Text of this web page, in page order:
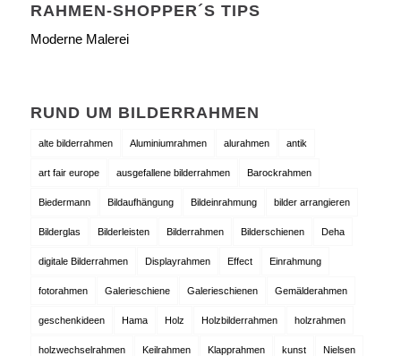
RAHMEN-SHOPPER´S TIPS
Moderne Malerei
RUND UM BILDERRAHMEN
alte bilderrahmen Aluminiumrahmen alurahmen antik
art fair europe ausgefallene bilderrahmen Barockrahmen
Biedermann Bildaufhängung Bildeinrahmung bilder arrangieren
Bilderglas Bilderleisten Bilderrahmen Bilderschienen Deha
digitale Bilderrahmen Displayrahmen Effect Einrahmung
fotorahmen Galerieschiene Galerieschienen Gemälderahmen
geschenkideen Hama Holz Holzbilderrahmen holzrahmen
holzwechselrahmen Keilrahmen Klapprahmen kunst Nielsen